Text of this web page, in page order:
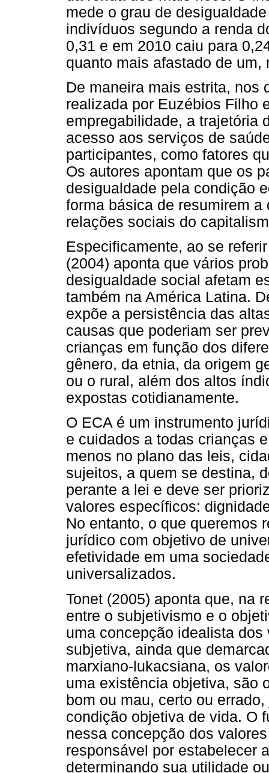
mede o grau de
indivíduos segundo a renda
0,31 e em 2010 caiu para
quanto mais afastado de um,
De maneira mais estrita, nos
realizada por Euzébios Filho
empregabilidade, a trajetória
acesso aos serviços de
participantes, como fatores
Os autores apontam que os
desigualdade pela condição
forma básica de resumirem
relações sociais do
Especificamente, ao se
(2004) aponta que vários
desigualdade social afetam
também na América Latina.
expõe a persistência das
causas que poderiam ser
crianças em função dos
gênero, da etnia, da origem
ou o rural, além dos altos
expostas cotidianamente.
O ECA é um instrumento
e cuidados a todas crianças
menos no plano das leis,
sujeitos, a quem se destina,
perante a lei e deve ser
valores específicos:
No entanto, o que queremos
jurídico com objetivo de
efetividade em uma
universalizados.
Tonet (2005) aponta que, na
entre o subjetivismo e o
uma concepção idealista
subjetiva, ainda que
marxiano-lukacsiana, os
uma existência objetiva, são
bom ou mau, certo ou
condição objetiva de vida. O
nessa concepção dos
responsável por estabelecer
determinando sua utilidade